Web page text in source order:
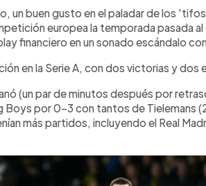
un buen gusto en el paladar de los
europea la temporada pasada al
financiero en un sonado escándalo
en la Serie A, con dos victorias y dos
(un par de minutos después por
Boys por 0-3 con tantos de Tielemans
más partidos, incluyendo el Real